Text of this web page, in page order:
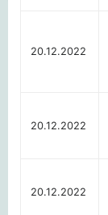
20.12.2022
20.12.2022
20.12.2022